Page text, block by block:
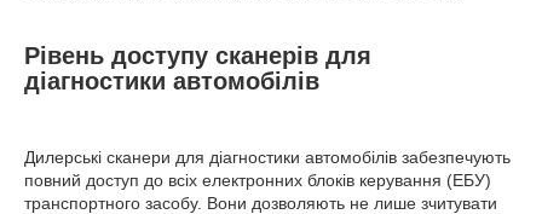
Рівень доступу сканерів для
діагностики автомобілів
Дилерські сканери для діагностики автомобілів забезпечують
повний доступ до всіх електронних блоків керування (ЕБУ)
транспортного засобу. Вони дозволяють не лише зчитувати